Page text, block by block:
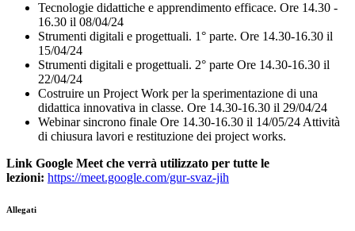
Tecnologie didattiche e apprendimento efficace. Ore 14.30 -
16.30 il 08/04/24
Strumenti digitali e progettuali. 1° parte. Ore 14.30-16.30 il
15/04/24
Strumenti digitali e progettuali. 2° parte Ore 14.30-16.30 il
22/04/24
Costruire un Project Work per la sperimentazione di una
didattica innovativa in classe. Ore 14.30-16.30 il 29/04/24
Webinar sincrono finale Ore 14.30-16.30 il 14/05/24 Attività
di chiusura lavori e restituzione dei project works.
Link Google Meet che verrà utilizzato per tutte le
lezioni: https://meet.google.com/gur-svaz-jih
Allegati